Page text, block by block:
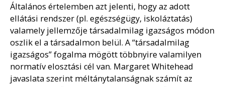
Általános értelemben azt jelenti, hogy az adott
ellátási rendszer (pl. egészségügy, iskoláztatás)
valamely jellemzője társadalmilag igazságos módon
oszlik el a társadalmon belül. A “társadalmilag
igazságos” fogalma mögött többnyire valamilyen
normatív elosztási cél van. Margaret Whitehead
javaslata szerint méltánytalanságnak számít az